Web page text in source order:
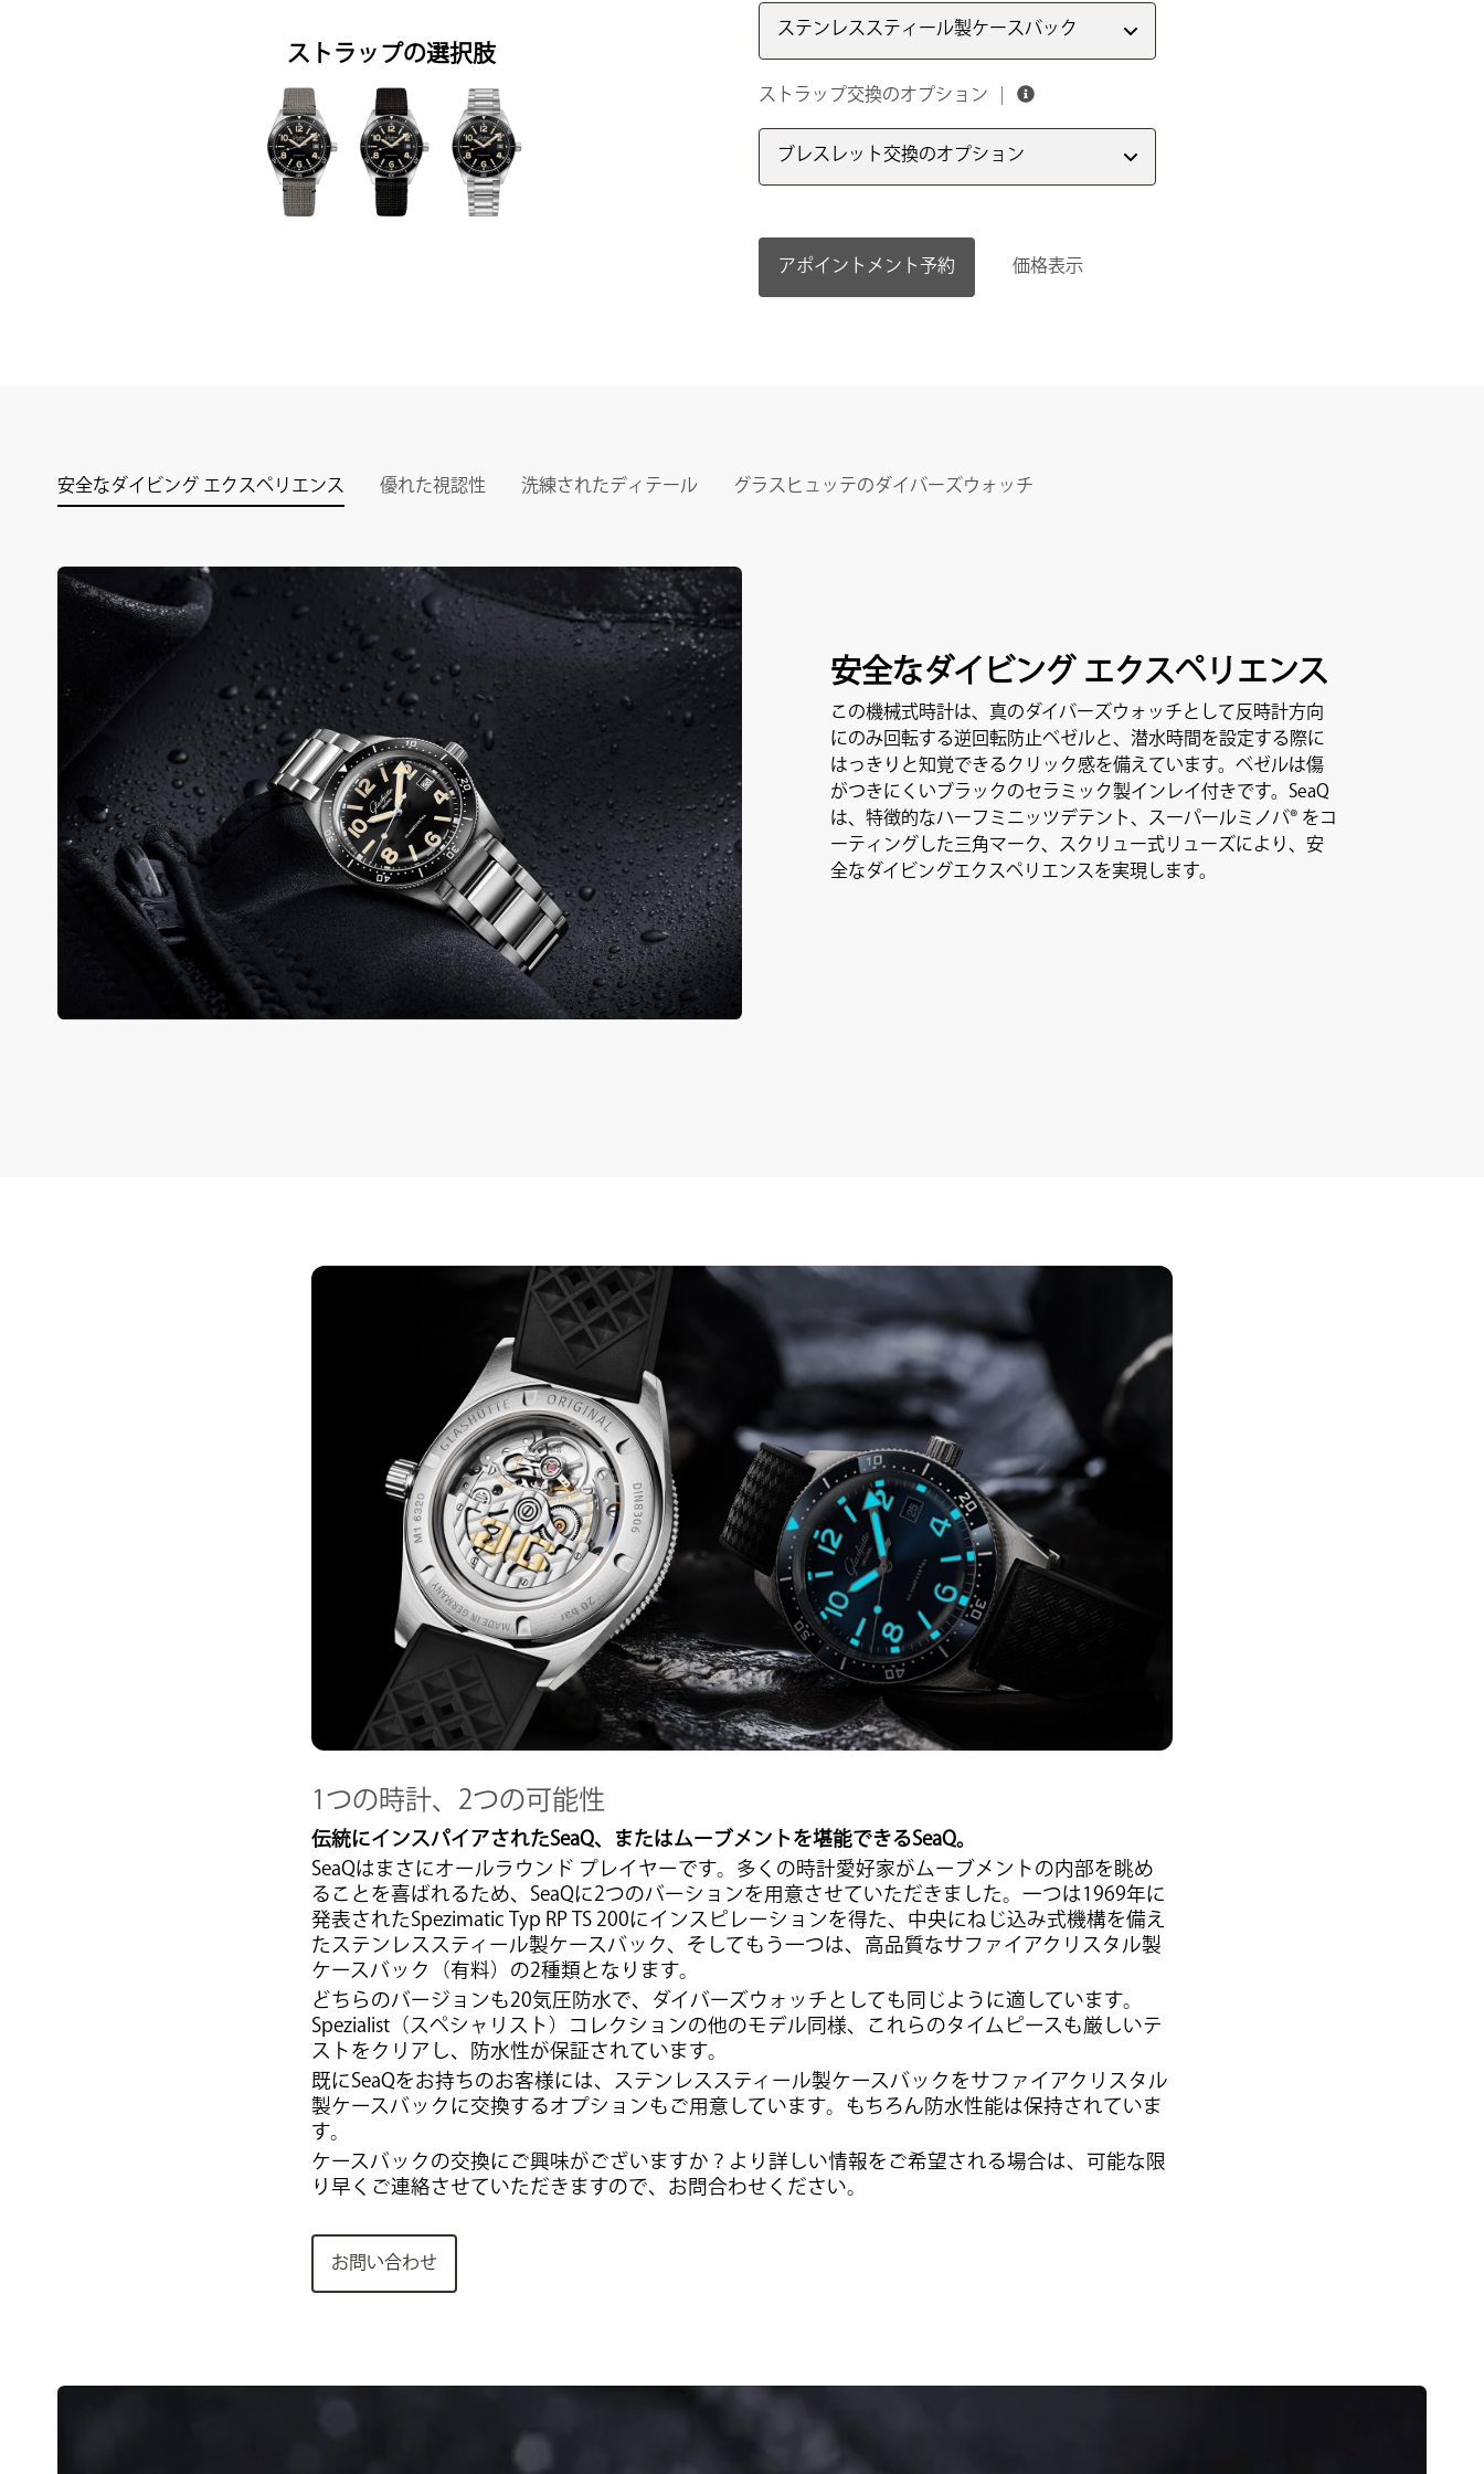
ストラップの選択肢
ステンレススティール製ケースバック
ストラップ交換のオプション
ブレスレット交換のオプション
アポイントメント予約 価格表示
安全なダイビング エクスペリエンス 優れた視認性 洗練されたディテール グラスヒュッテのダイバーズウォッチ
安全なダイビング エクスペリエンス
この機械式時計は、真のダイバーズウォッチとして反時計方向
にのみ回転する逆回転防止ベゼルと、潜水時間を設定する際に
はっきりと知覚できるクリック感を備えています。ベゼルは傷
がつきにくいブラックのセラミック製インレイ付きです。SeaQ
は、特徴的なハーフミニッツデテント、スーパールミノバ® をコ
ーティングした三角マーク、スクリュー式リューズにより、安
全なダイビングエクスペリエンスを実現します。
1つの時計、2つの可能性
伝統にインスパイアされたSeaQ、またはムーブメントを堪能できるSeaQ。
SeaQはまさにオールラウンド プレイヤーです。多くの時計愛好家がムーブメントの内部を眺め
ることを喜ばれるため、SeaQに2つのバーションを用意させていただきました。一つは1969年に
発表されたSpezimatic Typ RP TS 200にインスピレーションを得た、中央にねじ込み式機構を備え
たステンレススティール製ケースバック、そしてもう一つは、高品質なサファイアクリスタル製
ケースバック（有料）の2種類となります。
どちらのバージョンも20気圧防水で、ダイバーズウォッチとしても同じように適しています。
Spezialist（スペシャリスト）コレクションの他のモデル同様、これらのタイムピースも厳しいテ
ストをクリアし、防水性が保証されています。
既にSeaQをお持ちのお客様には、ステンレススティール製ケースバックをサファイアクリスタル
製ケースバックに交換するオプションもご用意しています。もちろん防水性能は保持されていま
す。
ケースバックの交換にご興味がございますか？より詳しい情報をご希望される場合は、可能な限
り早くご連絡させていただきますので、お問合わせください。
お問い合わせ